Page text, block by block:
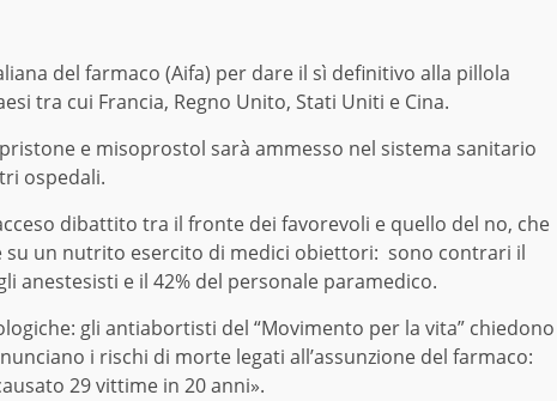
del farmaco (Aifa) per dare il sì definitivo alla pillola
tra cui Francia, Regno Unito, Stati Uniti e Cina.
e misoprostol sarà ammesso nel sistema sanitario
ospedali.
dibattito tra il fronte dei favorevoli e quello del no, che
su un nutrito esercito di medici obiettori: sono contrari il
anestesisti e il 42% del personale paramedico.
gli antiabortisti del “Movimento per la vita” chiedono
i rischi di morte legati all’assunzione del farmaco:
29 vittime in 20 anni».